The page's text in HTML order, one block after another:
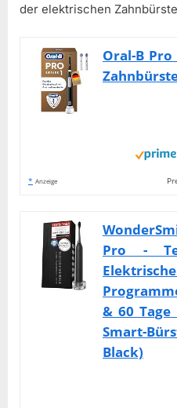
der elektrischen
Oral-B
* Anzeige
Pro -
& 60
Smart-
Black)